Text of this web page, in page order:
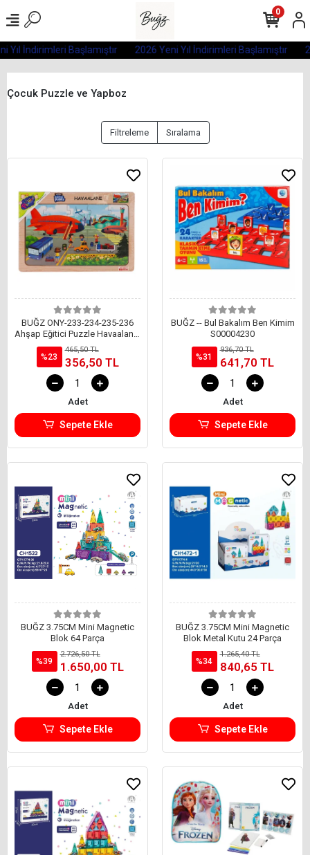
Yıl İndirimleri Başlamıştır 2026 Yeni Yıl İndirimleri Başlamıştır
0
Çocuk Puzzle ve Yapboz
Filtreleme Sıralama
BUĞZ ONY-233-234-235-236
Ahşap Eğitici Puzzle Havaalanı -
1 Adet Stokta Olan Gönderilir
%23
465,50 TL
356,50 TL
Adet
Sepete Ekle
BUĞZ -- Bul Bakalım Ben Kimim
S00004230
%31
936,70 TL
641,70 TL
Adet
Sepete Ekle
BUĞZ 3.75CM Mini Magnetic
Blok 64 Parça
%39
2.726,50 TL
1.650,00 TL
Adet
Sepete Ekle
BUĞZ 3.75CM Mini Magnetic
Blok Metal Kutu 24 Parça
%34
1.265,40 TL
840,65 TL
Adet
Sepete Ekle